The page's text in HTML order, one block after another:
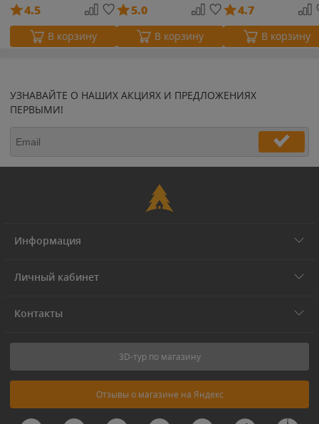
4.5
В корзину
5.0
В корзину
4.7
В корзину
УЗНАВАЙТЕ О НАШИХ АКЦИЯХ И ПРЕДЛОЖЕНИЯХ
ПЕРВЫМИ!
Информация
Личный кабинет
Контакты
3D-тур по магазину
Отзывы о магазине на Яндекс